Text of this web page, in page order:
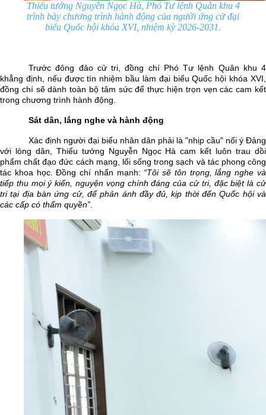
Thiếu tướng Nguyễn Ngọc Hà, Phó Tư lệnh Quân khu 4
trình bày chương trình hành động của người ứng cử đại
biểu Quốc hội khóa XVI, nhiệm kỳ 2026-2031.
Trước đông đảo cử tri, đồng chí Phó Tư lệnh Quân khu 4
khẳng định, nếu được tín nhiệm bầu làm đại biểu Quốc hội khóa XVI,
đồng chí sẽ dành toàn bộ tâm sức để thực hiện trọn vẹncác cam kết
trong chương trình hành động.
Sát dân, lắng nghe và hành động
Xác định người đại biểu nhân dân phải là "nhịp cầu" nối ý Đảng
với lòng dân, Thiếu tướng Nguyễn Ngọc Hà cam kết luôn trau dồi
phẩm chất đạo đức cách mạng, lối sống trong sạch và tác phong công
tác khoa học. Đồng chí nhấn mạnh: “Tôi sẽ tôn trọng, lắng nghe và
tiếp thu mọi ý kiến, nguyện vọng chính đáng của cử tri, đặc biệt là cử
tri tại địa bàn ứng cử, để phản ánh đầy đủ, kịp thời đến Quốc hội và
các cấp có thẩm quyền”